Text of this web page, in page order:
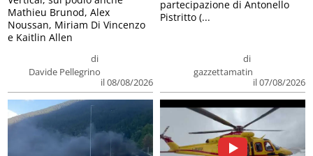
di
Davide Pellegrino
il 08/08/2026
Mathieu Brunod, Alex
Noussan, Miriam Di Vincenzo
e Kaitlin Allen
di
gazzettamatin
il 07/08/2026
partecipazione di Antonello
Pistritto (...